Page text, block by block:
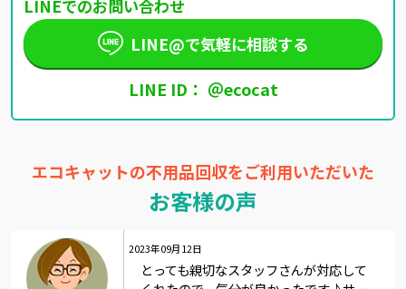
LINEでのお問い合わせ
LINE@で気軽に相談する
LINE ID： ＠ecocat
エコキャットの不用品回収をご利用いただいた
お客様の声
2023年09月12日
とっても親切なスタッフさんが対応して